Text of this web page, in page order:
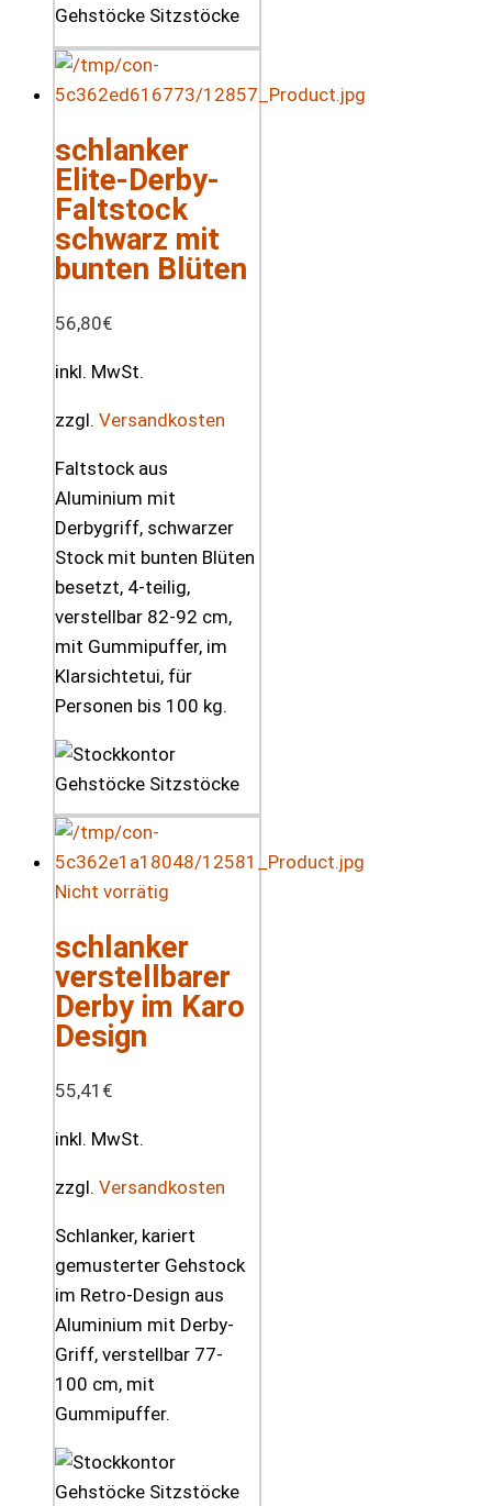
schlanker
Elite-Derby-
Faltstock
schwarz mit
bunten Blüten
56,80€
inkl. MwSt.
zzgl. Versandkosten
Faltstock aus
Aluminium mit
Derbygriff, schwarzer
Stock mit bunten Blüten
besetzt, 4-teilig,
verstellbar 82-92 cm,
mit Gummipuffer, im
Klarsichtetui, für
Personen bis 100 kg.
Nicht vorrätig
schlanker
verstellbarer
Derby im Karo
Design
55,41 €
inkl. MwSt.
zzgl. Versandkosten
Schlanker, kariert
gemusterter Gehstock
im Retro-Design aus
Aluminium mit Derby-
Griff, verstellbar 77-
100 cm, mit
Gummipuffer.